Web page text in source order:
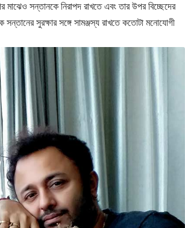
সন্তানকে নিরাপদ রাখতে এবং তার উপর বিচ্ছেদের
সুরক্ষার সঙ্গে সামঞ্জস্য রাখতে কতোটা মনোযোগী